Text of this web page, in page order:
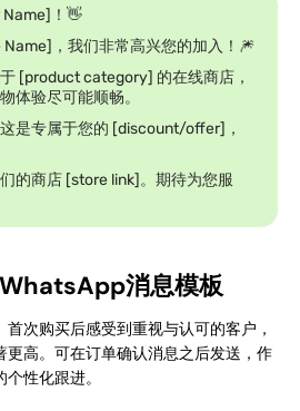
！👋
，我们非常高兴您的加入！🎆
[product category] 的在线商店，
体验尽可能顺畅。
是专属于您的 [discount/offer]，
的商店 [store link]。期待为您服
消息模板
次购买后感受到重视与认可的客户，
更高。可在订单确认消息之后发送，作
性化跟进。